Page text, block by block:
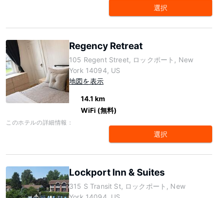
選択
Regency Retreat
105 Regent Street, ロックポート, New
York 14094, US
地図を表示
14.1 km
WiFi (無料)
このホテルの詳細情報：
選択
Lockport Inn & Suites
315 S Transit St, ロックポート, New